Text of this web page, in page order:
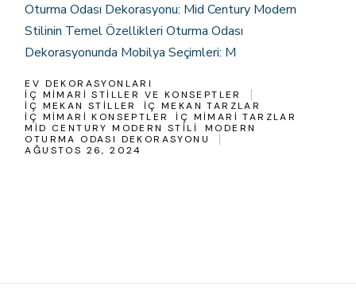
Oturma Odası Dekorasyonu: Mid Century Modern
Stilinin Temel Özellikleri Oturma Odası
Dekorasyonunda Mobilya Seçimleri: M
EV DEKORASYONLARI
İÇ MIMARI STILLER VE KONSEPTLER
IÇ MEKAN STILLER
IÇ MEKAN TARZLAR
IÇ MIMARI KONSEPTLER
IÇ MIMARI TARZLAR
MID CENTURY MODERN STILI
MODERN
OTURMA ODASI DEKORASYONU
AĞUSTOS 26, 2024